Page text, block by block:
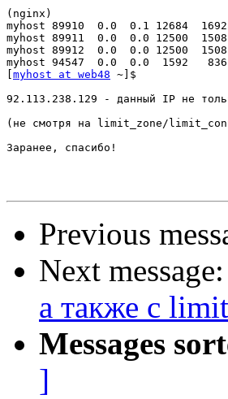
(nginx)
myhost 89910  0.0  0.1 12684
myhost 89911  0.0  0.0 12500
myhost 89912  0.0  0.0 12500
myhost 94547  0.0  0.0  1592
myhost at web48 ~]$
92.113.238.129 - данный IP не
(не смотря на limit_zone/
Заранее, спасибо!
Previous
Next message:
а также с
Messages
]